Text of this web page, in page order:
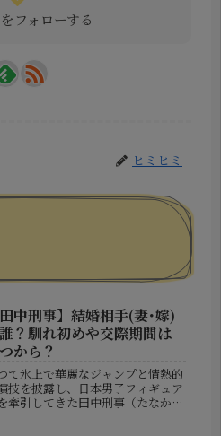
フォローする
ヒミヒミ
田中刑事】結婚相手(妻･嫁)
？馴れ初めや交際期間は
から？
て氷上で華麗なジャンプと情熱的
技を披露し、日本男子フィギュア
牽引してきた田中刑事（たなか